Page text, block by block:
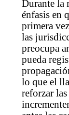
Durante la
énfasis en
primera
las
preocupa
pueda
lo que el
reforzar